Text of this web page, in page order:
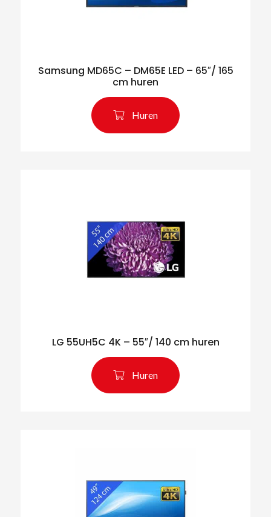
Samsung MD65C – DM65E LED – 65″/ 165
cm huren
Huren
LG 55UH5C 4K – 55″/ 140 cm huren
Huren